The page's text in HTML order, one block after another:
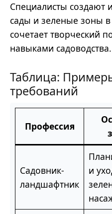
Специалисты создают
сады и зеленые зоны в
сочетает творческий
навыками садоводства.
Таблица:
требований
Профессия
Садовник-
ландшафтник
и